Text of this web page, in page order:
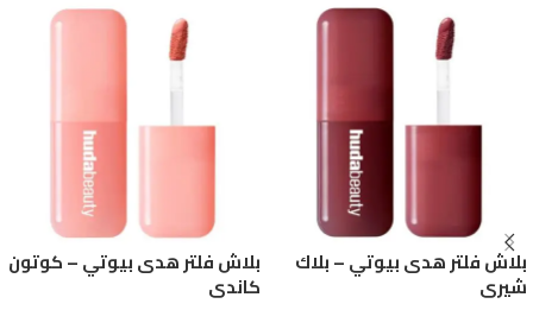
بلاش فلتر هدى بيوتي – بلاك
شيري
بلاش فلتر هدى بيوتي – كوتون
كاندي